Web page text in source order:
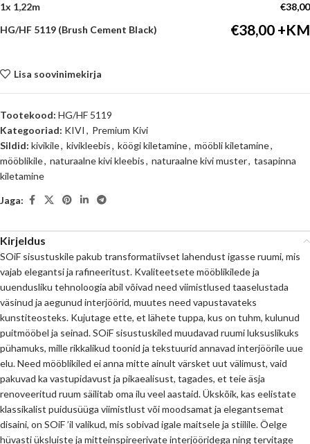
1x €38,00
HG/HF 5119 (Brush Cement Black)
€38,00
Lisa soovinimekirja
Tootekood: HG/HF 5119
Kategooriad: KIVI , Premium Kivi
Sildid: kivikile, kivikleebis, köögi kiletamine, mööbli kiletamine,
mööblikile, naturaalne kivi kleebis, naturaalne kivi muster, tasapinna
kiletamine
Jaga:
Kirjeldus
SOiF sisustuskile pakub transformatiivset lahendust igasse ruumi, mis
vajab elegantsi ja rafineeritust. Kvaliteetsete mööblikilede ja
uuendusliku tehnoloogia abil võivad need viimistlused taaselustada
väsinud ja aegunud interjöörid, muutes need vapustavateks
kunstiteosteks. Kujutage ette, et lähete tuppa, kus on tuhm, kulunud
puitmööbel ja seinad. SOiF sisustuskiled muudavad ruumi luksuslikuks
pühamuks, mille rikkalikud toonid ja tekstuurid annavad interjöörile uue
elu. Need mööblikiled ei anna mitte ainult värsket uut välimust, vaid
pakuvad ka vastupidavust ja pikaealisust, tagades, et teie äsja
renoveeritud ruum säilitab oma ilu veel aastaid. Ükskõik, kas eelistate
klassikalist puidusüüga viimistlust või moodsamat ja elegantsemat
disaini, on SOiF ’il valikud, mis sobivad igale maitsele ja stiilile. Öelge
hüvasti üksluiste ja mitteinspireerivate interjööridega ning tervitage